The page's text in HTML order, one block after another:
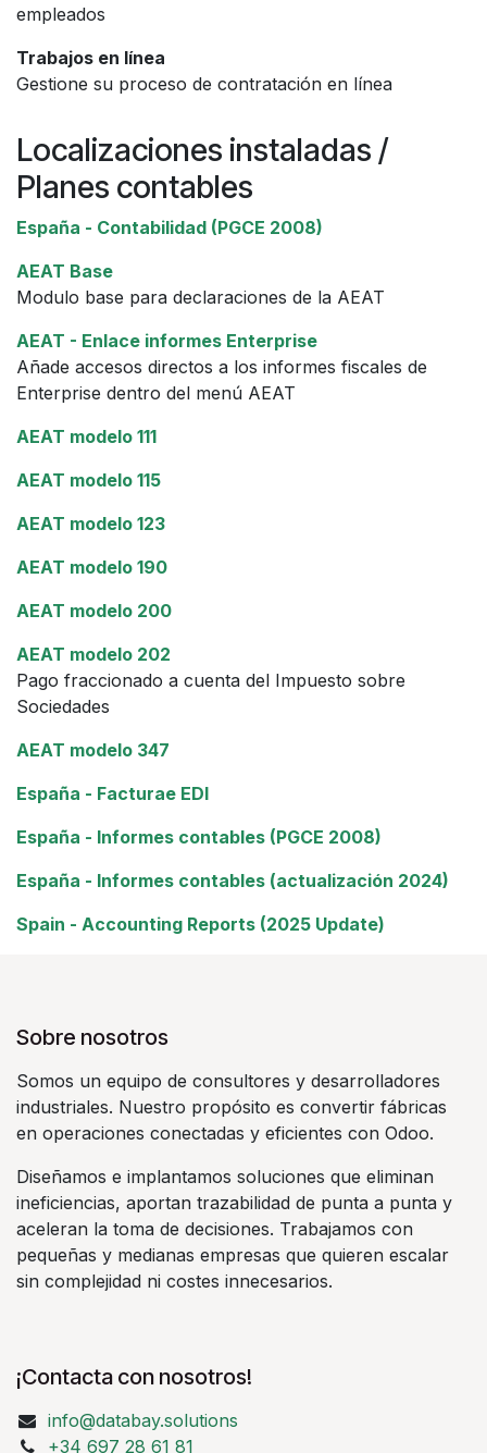
empleados
Trabajos en línea
Gestione su proceso de contratación en línea
Localizaciones instaladas /
Planes contables
España - Contabilidad (PGCE 2008)
AEAT Base
Modulo base para declaraciones de la AEAT
AEAT - Enlace informes Enterprise
Añade accesos directos a los informes fiscales de
Enterprise dentro del menú AEAT
AEAT modelo 111
AEAT modelo 115
AEAT modelo 123
AEAT modelo 190
AEAT modelo 200
AEAT modelo 202
Pago fraccionado a cuenta del Impuesto sobre
Sociedades
AEAT modelo 347
España - Facturae EDI
España - Informes contables (PGCE 2008)
España - Informes contables (actualización 2024)
Spain - Accounting Reports (2025 Update)
Sobre nosotros
Somos un equipo de consultores y desarrolladores
industriales. Nuestro propósito es convertir fábricas
en operaciones conectadas y eficientes con Odoo.
Diseñamos e implantamos soluciones que eliminan
ineficiencias, aportan trazabilidad de punta a punta y
aceleran la toma de decisiones. Trabajamos con
pequeñas y medianas empresas que quieren escalar
sin complejidad ni costes innecesarios.
¡Contacta con nosotros!
info@databay.solutions
+34 697 28 61 81